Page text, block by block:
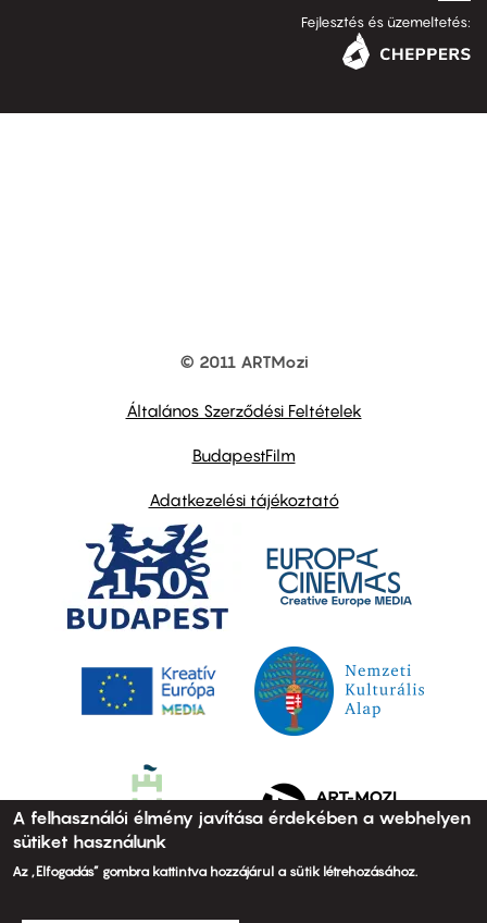
Fejlesztés és üzemeltetés:
© 2011 ARTMozi
Általános Szerződési Feltételek
BudapestFilm
Adatkezelési tájékoztató
A felhasználói élmény javítása érdekében a webhelyen
sütiket használunk
Az „Elfogadás” gombra kattintva hozzájárul a sütik létrehozásához.